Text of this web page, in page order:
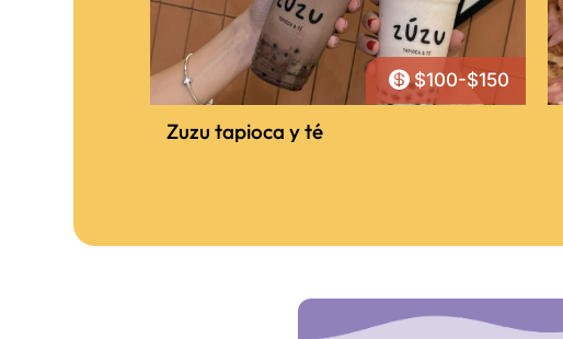
 $100-$150
Zuzu tapioca y té